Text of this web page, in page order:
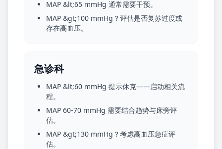
MAP &lt;65 mmHg 通常需要干预。
MAP &gt;100 mmHg？评估是否复苏过度或
存在高血压。
急诊科
MAP &lt;60 mmHg 提示休克——启动相关流
程。
MAP 60-70 mmHg 需要结合趋势与床旁评
估。
MAP &gt;130 mmHg？考虑高血压急症评
估。